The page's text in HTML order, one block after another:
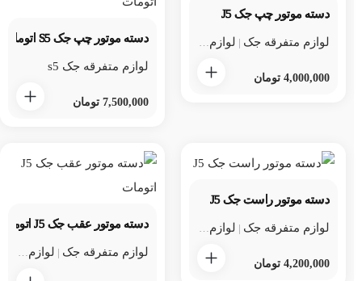
دسته موتور چپ جک J5
لوازم متفرقه جک| لوازم متفرقه جک j5 |لوازم یدکی جک
4,000,000 تومان
دسته موتور چپ جک S5 اتومات
لوازم متفرقه جک s5
7,500,000 تومان
دسته موتور راست جک J5
لوازم متفرقه جک| لوازم متفرقه جک j5 |لوازم یدکی جک
4,200,000 تومان
دسته موتور عقب جک J5 اتومات
لوازم متفرقه جک| لوازم متفرقه جک j5